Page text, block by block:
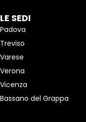
LE SEDI
Padova
Treviso
Varese
Verona
Vicenza
Bassano del Grappa